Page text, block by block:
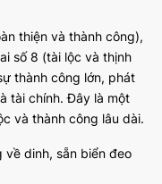
thiện và thành công),
số 8 (tài lộc và thịnh
thành công lớn, phát
tài chính. Đây là một
và thành công lâu dài.
về dinh, sẵn biển đeo